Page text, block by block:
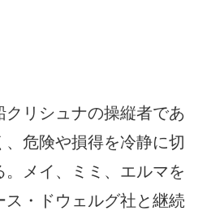
リシュナの操縦者であ
、危険や損得を冷静に切
。メイ、ミミ、エルマを
・ドウェルグ社と継続